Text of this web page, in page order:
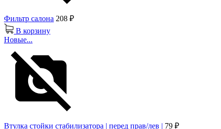
Фильтр салона 208 ₽
В корзину
Новые...
Втулка стойки стабилизатора | перед прав/лев | 79 ₽